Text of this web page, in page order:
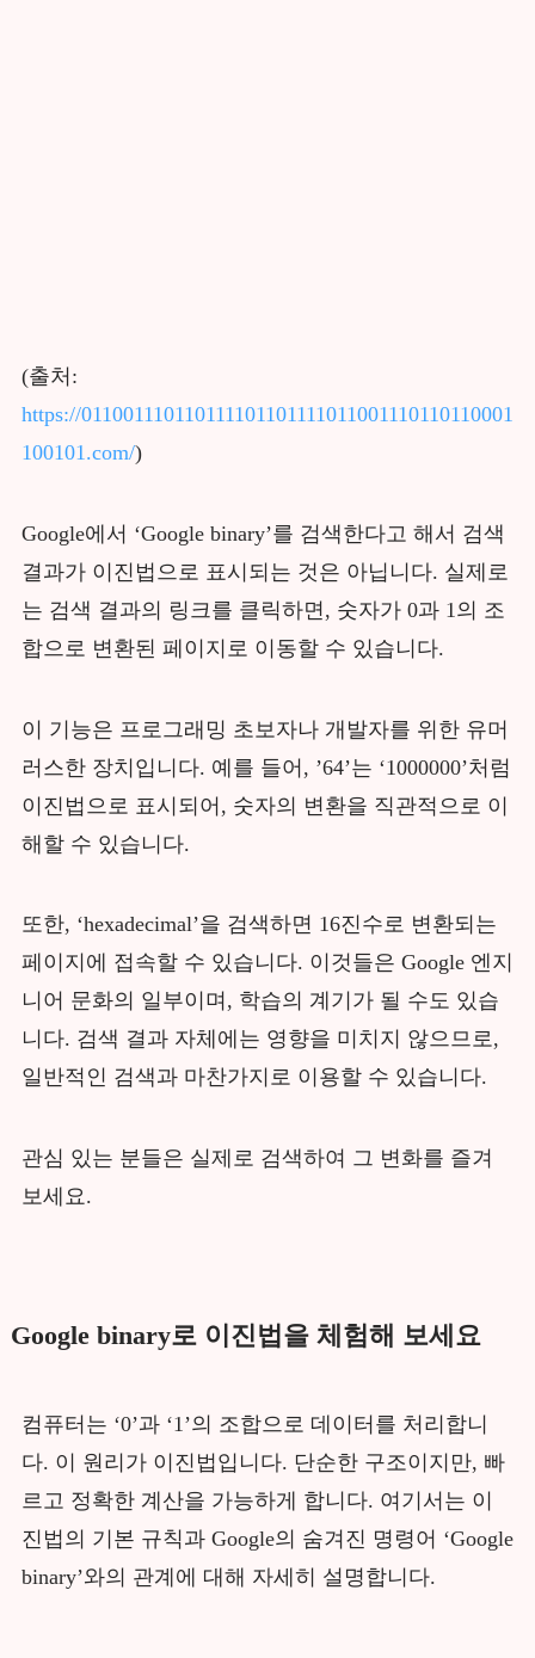
(출처:
https://011001110110111101101111011001110110110001
100101.com/)
Google에서 ‘Google binary’를 검색한다고 해서 검색
결과가 이진법으로 표시되는 것은 아닙니다. 실제로
는 검색 결과의 링크를 클릭하면, 숫자가 0과 1의 조
합으로 변환된 페이지로 이동할 수 있습니다.
이 기능은 프로그래밍 초보자나 개발자를 위한 유머
러스한 장치입니다. 예를 들어, ’64’는 ‘1000000’처럼
이진법으로 표시되어, 숫자의 변환을 직관적으로 이
해할 수 있습니다.
또한, ‘hexadecimal’을 검색하면 16진수로 변환되는
페이지에 접속할 수 있습니다. 이것들은 Google 엔지
니어 문화의 일부이며, 학습의 계기가 될 수도 있습
니다. 검색 결과 자체에는 영향을 미치지 않으므로,
일반적인 검색과 마찬가지로 이용할 수 있습니다.
관심 있는 분들은 실제로 검색하여 그 변화를 즐겨
보세요.
Google binary로 이진법을 체험해 보세요
컴퓨터는 ‘0’과 ‘1’의 조합으로 데이터를 처리합니
다. 이 원리가 이진법입니다. 단순한 구조이지만, 빠
르고 정확한 계산을 가능하게 합니다. 여기서는 이
진법의 기본 규칙과 Google의 숨겨진 명령어 ‘Google
binary’와의 관계에 대해 자세히 설명합니다.